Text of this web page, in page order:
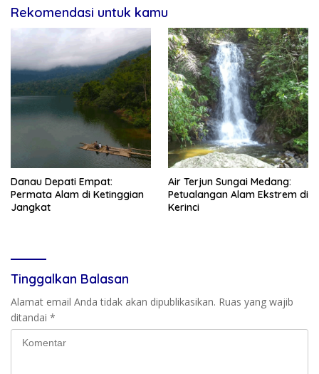
Rekomendasi untuk kamu
Danau Depati Empat:
Permata Alam di Ketinggian
Jangkat
Air Terjun Sungai Medang:
Petualangan Alam Ekstrem di
Kerinci
Tinggalkan Balasan
Alamat email Anda tidak akan dipublikasikan. Ruas yang wajib
ditandai *